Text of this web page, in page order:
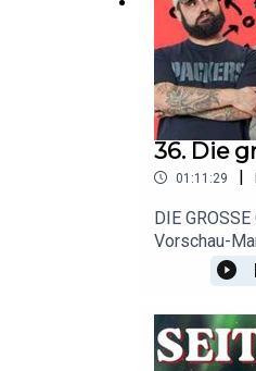
36. Die
01:11:29 |
DIE
Vorschau-
besten